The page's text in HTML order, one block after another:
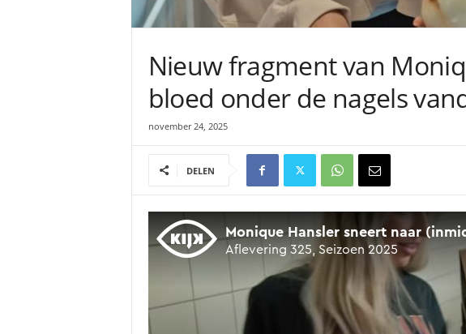
Nieuw fragment van
bloed onder de nagels
november 24, 2025
DELEN